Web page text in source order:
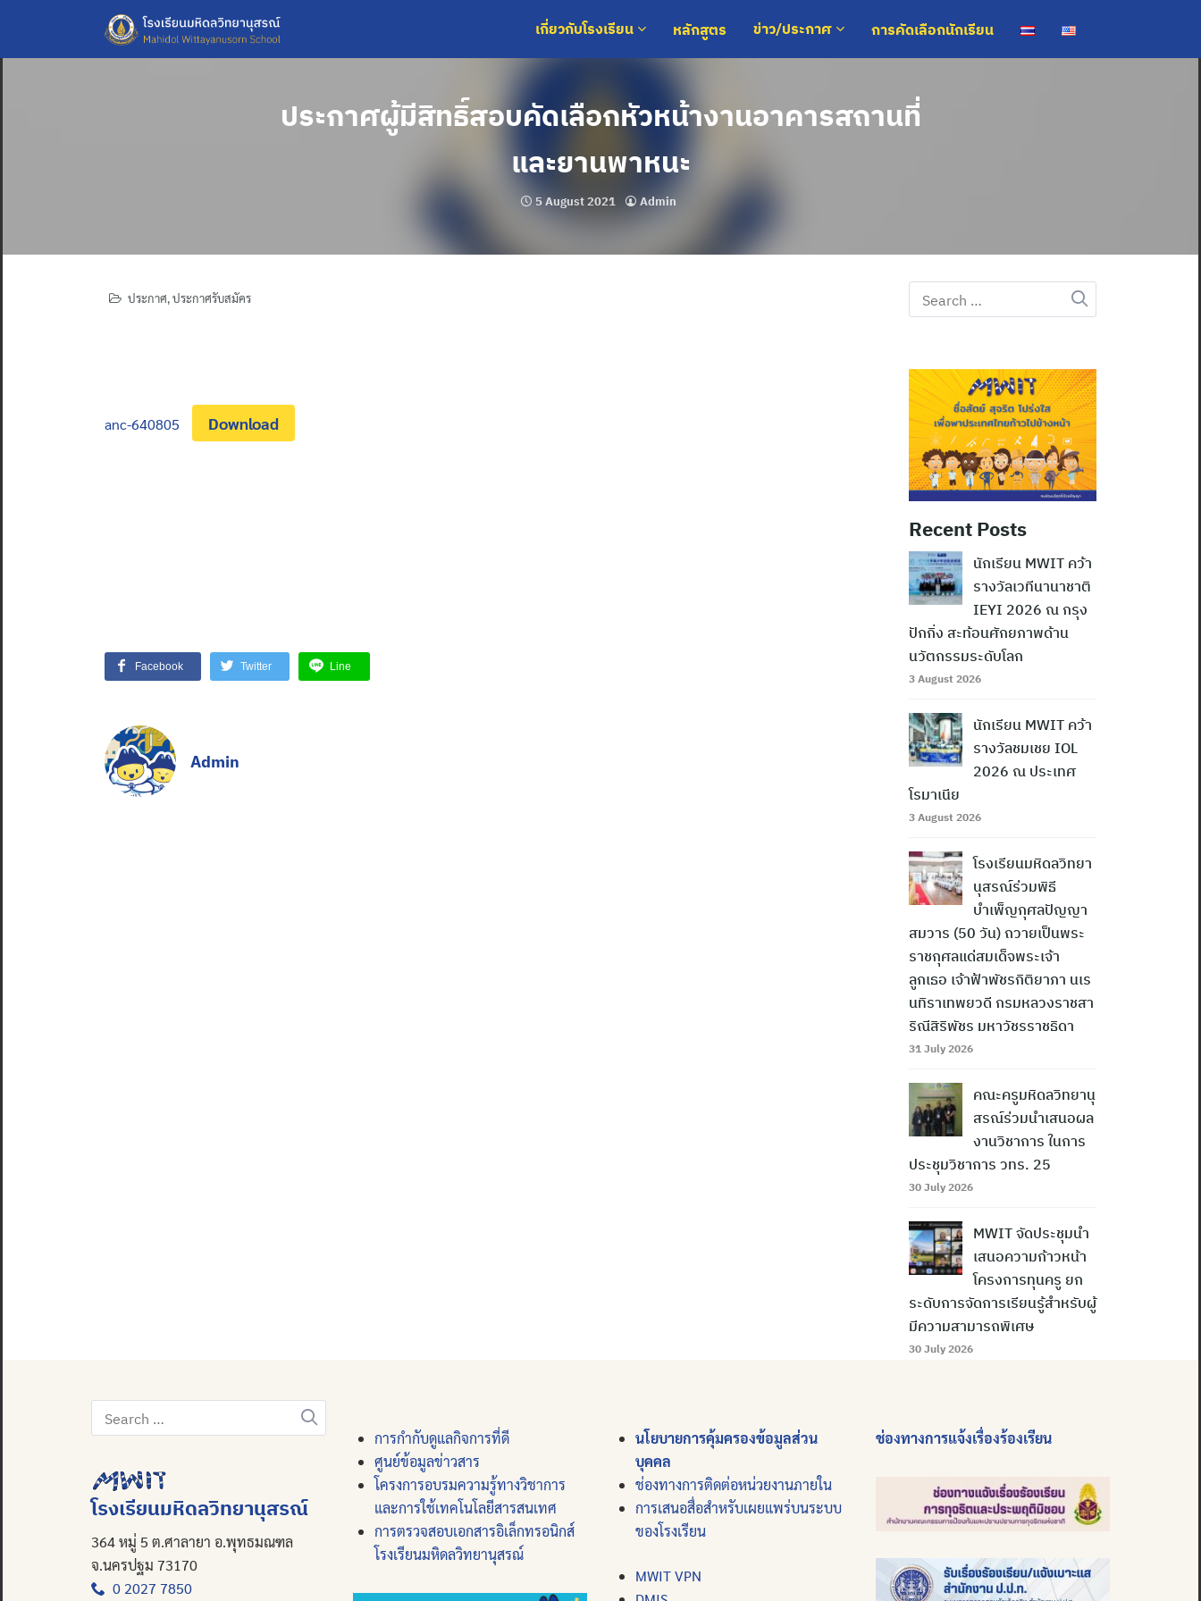
content
เกี่ยวกับโรงเรียน หลักสูตร ข่าว/ประกาศ การคัดเลือกนักเรียน
ประกาศผู้มีสิทธิ์สอบคัดเลือกหัวหน้างานอาคารสถานที่
และยานพาหนะ
5 August 2021 Admin
ประกาศ,ประกาศรับสมัคร
anc-640805 Download
Facebook Twitter Line
Admin
Search
for:
Recent Posts
นักเรียน MWIT คว้า
รางวัลเวทีนานาชาติ
IEYI 2026 ณ กรุง
ปักกิ่ง สะท้อนศักยภาพด้าน
นวัตกรรมระดับโลก
3 August 2026
นักเรียน MWIT คว้า
รางวัลชมเชย IOL
2026 ณ ประเทศ
โรมาเนีย
3 August 2026
โรงเรียนมหิดลวิทยา
นุสรณ์ร่วมพิธี
บำเพ็ญกุศลปัญญา
สมวาร (50 วัน) ถวายเป็นพระ
ราชกุศลแด่สมเด็จพระเจ้า
ลูกเธอ เจ้าฟ้าพัชรกิติยาภา นเร
นทิราเทพยวดี กรมหลวงราชสา
ริณีสิริพัชร มหาวัชรราชธิดา
31 July 2026
คณะครูมหิดลวิทยานุ
สรณ์ร่วมนำเสนอผล
งานวิชาการ ในการ
ประชุมวิชาการ วทร. 25
30 July 2026
MWIT จัดประชุมนำ
เสนอความก้าวหน้า
โครงการทุนครู ยก
ระดับการจัดการเรียนรู้สำหรับผู้
มีความสามารถพิเศษ
30 July 2026
Search
for:
โรงเรียนมหิดลวิทยานุสรณ์
364 หมู่ 5 ต.ศาลายา อ.พุทธมณฑล
จ.นครปฐม 73170
0 2027 7850
การกำกับดูแลกิจการที่ดี
ศูนย์ข้อมูลข่าวสาร
โครงการอบรมความรู้ทางวิชาการ
และการใช้เทคโนโลยีสารสนเทศ
การตรวจสอบเอกสารอิเล็กทรอนิกส์
โรงเรียนมหิดลวิทยานุสรณ์
นโยบายการคุ้มครองข้อมูลส่วน
บุคคล
ช่องทางการติดต่อหน่วยงานภายใน
การเสนอสื่อสำหรับเผยแพร่บนระบบ
ของโรงเรียน
MWIT VPN
ช่องทางการแจ้งเรื่องร้องเรียน